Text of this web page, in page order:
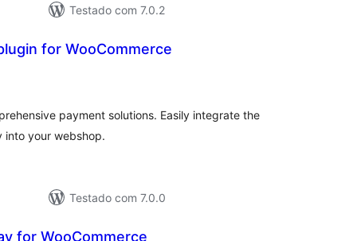
Testado com 7.0.2
for WooCommerce
payment solutions. Easily integrate the
into your webshop.
Testado com 7.0.0
for WooCommerce